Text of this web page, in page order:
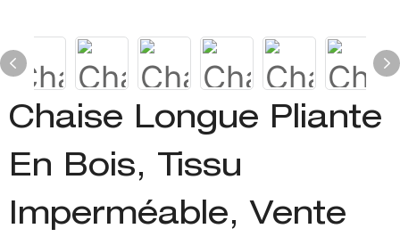
Chaise Longue Pliante
En Bois, Tissu
Imperméable, Vente